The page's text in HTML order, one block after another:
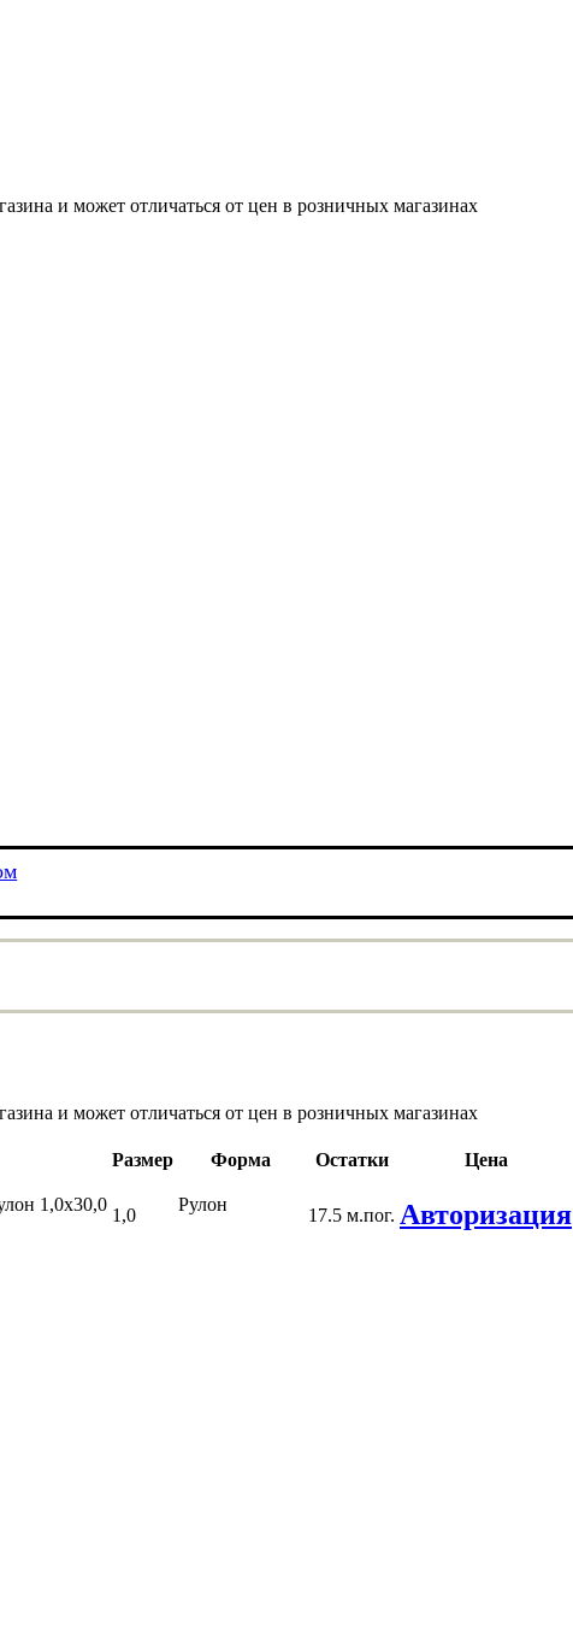
и может отличаться от цен в розничных магазинах
и может отличаться от цен в розничных магазинах
Размер Форма Остатки Цена
1,0
Рулон
17.5 м.пог. Авторизация